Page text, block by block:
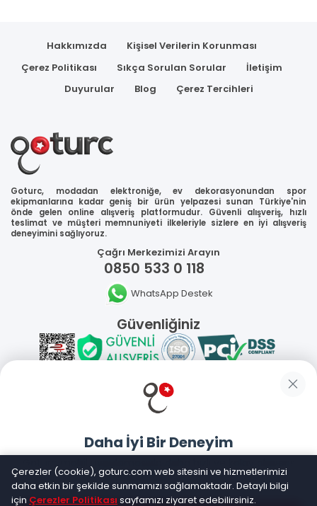
Hakkımızda
Kişisel Verilerin Korunması
Çerez Politikası
Sıkça Sorulan Sorular
İletişim
Duyurular
Blog Çerez Tercihleri
Goturc, modadan elektroniğe, ev dekorasyonundan spor
ekipmanlarına kadar geniş bir ürün yelpazesi sunan Türkiye'nin
önde gelen online alışveriş platformudur. Güvenli alışveriş, hızlı
teslimat ve müşteri memnuniyeti ilkeleriyle sizlere en iyi alışveriş
deneyimini sağlıyoruz.
Çağrı Merkezimizi Arayın
0850 533 0 118
WhatsApp Destek
Güvenliğiniz
Sosyal Medya
Mobil Uygulamalarımız
Daha İyi Bir Deneyim
Goturc mobil uygulamasıyla daha hızlı ve kolay alışveriş
yapın
Çerezler (cookie), goturc.com web sitesini ve hizmetlerimizi
daha etkin bir şekilde sunmamızı sağlamaktadır. Detaylı bilgi
için Çerezler Politikası sayfamızı ziyaret edebilirsiniz.